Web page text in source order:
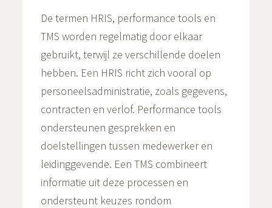
De termen HRIS, performance tools en
TMS worden regelmatig door elkaar
gebruikt, terwijl ze verschillende doelen
hebben. Een HRIS richt zich vooral op
personeelsadministratie, zoals gegevens,
contracten en verlof. Performance tools
ondersteunen gesprekken en
doelstellingen tussen medewerker en
leidinggevende. Een TMS combineert
informatie uit deze processen en
ondersteunt keuzes rondom